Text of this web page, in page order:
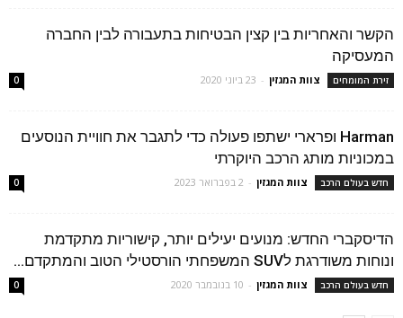
הקשר והאחריות בין קצין הבטיחות בתעבורה לבין החברה
המעסיקה
זירת המומחים צוות המגזין - 23 ביוני 2020 0
Harman ופרארי ישתפו פעולה כדי לתגבר את חוויית הנוסעים
במכוניות מותג הרכב היוקרתי
חדש בעולם הרכב צוות המגזין - 2 בפברואר 2023 0
הדיסקברי החדש: מנועים יעילים יותר, קישוריות מתקדמת
ונוחות משודרגת לSUV המשפחתי הורסטילי הטוב והמתקדם...
חדש בעולם הרכב צוות המגזין - 10 בנובמבר 2020 0